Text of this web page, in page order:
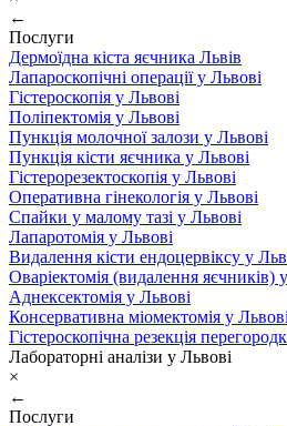
←
Послуги
Дермоїдна кіста яєчника Львів
Лапароскопічні операції у Львові
Гістероскопія у Львові
Поліпектомія у Львові
Пункція молочної залози у Львові
Пункція кісти яєчника у Львові
Гістерорезектоскопія у Львові
Оперативна гінекологія у Львові
Спайки у малому тазі у Львові
Лапаротомія у Львові
Видалення кісти ендоцервіксу у
Оваріектомія (видалення яєчників)
Аднексектомія у Львові
Консервативна міомектомія у Львові
Гістероскопічна резекція
Лабораторні аналізи у Львові
×
←
Послуги